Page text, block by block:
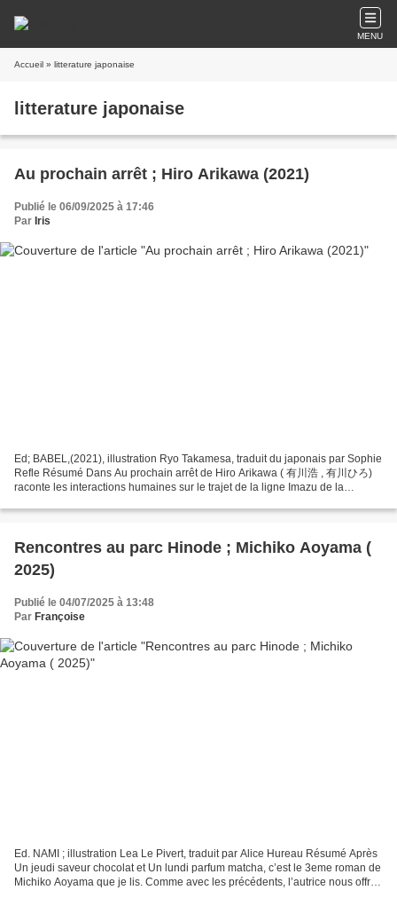
MENU
Accueil » litterature japonaise
litterature japonaise
Au prochain arrêt ; Hiro Arikawa (2021)
Publié le 06/09/2025 à 17:46
Par Iris
Ed; BABEL,(2021), illustration Ryo Takamesa, traduit du japonais par Sophie
Refle Résumé Dans Au prochain arrêt de Hiro Arikawa ( 有川浩 , 有川ひろ)
raconte les interactions humaines sur le trajet de la ligne Imazu de la
Rencontres au parc Hinode ; Michiko Aoyama (
2025)
Publié le 04/07/2025 à 13:48
Par Françoise
Ed. NAMI ; illustration Lea Le Pivert, traduit par Alice Hureau Résumé Après
Un jeudi saveur chocolat et Un lundi parfum matcha, c’est le 3eme roman de
Michiko Aoyama que je lis. Comme avec les précédents, l’autrice nous offre